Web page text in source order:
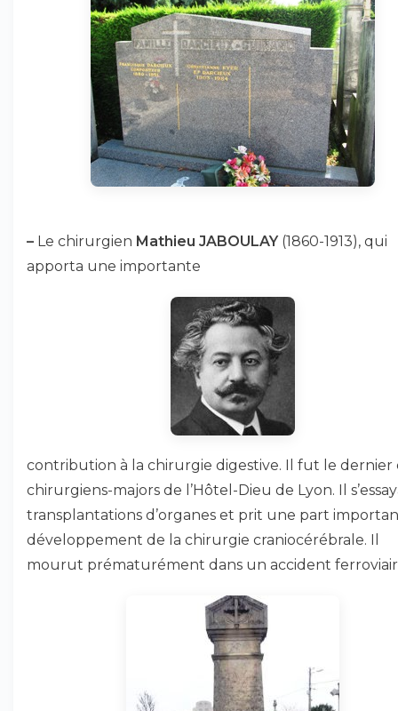
– Le chirurgien Mathieu JABOULAY(1860-1913), qui
apporta une importante
contribution à la chirurgie digestive. Il fut le dernier
chirurgiens-majors de l’Hôtel-Dieu de Lyon. Il
transplantations d’organes et prit une part
développement de la chirurgie craniocérébrale. Il
mourut prématurément dans un accident